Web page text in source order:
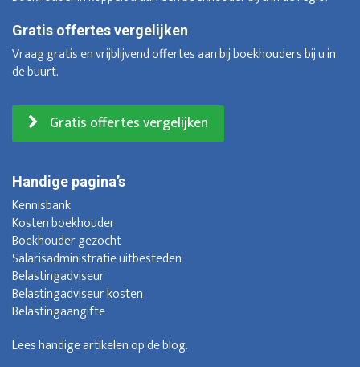
Gratis offertes vergelijken
Vraag gratis en vrijblijvend offertes aan bij boekhouders bij u in
de buurt.
Gratis offertes vergelijken
Handige pagina’s
Kennisbank
Kosten boekhouder
Boekhouder gezocht
Salarisadministratie uitbesteden
Belastingadviseur
Belastingadviseur kosten
Belastingaangifte
Lees handige artikelen op deblog.